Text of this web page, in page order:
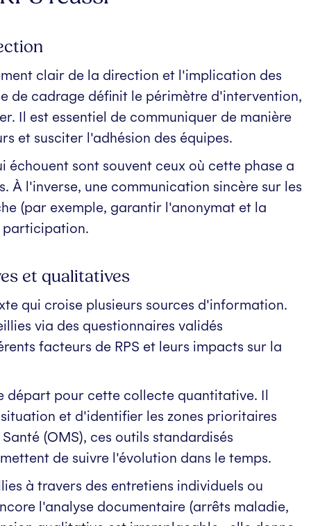
clair de la direction et l'implication des
de cadrage définit le périmètre d'intervention,
Il est essentiel de communiquer de manière
et susciter l'adhésion des équipes.
sont souvent ceux où cette phase a
À l'inverse, une communication sincère sur les
(par exemple, garantir l'anonymat et la
participation.
et qualitatives
qui croise plusieurs sources d'information.
via des questionnaires validés
facteurs de RPS et leurs impacts sur la
départ pour cette collecte quantitative. Il
et d'identifier les zones prioritaires
(OMS), ces outils standardisés
de suivre l'évolution dans le temps.
à travers des entretiens individuels ou
l'analyse documentaire (arrêts maladie,